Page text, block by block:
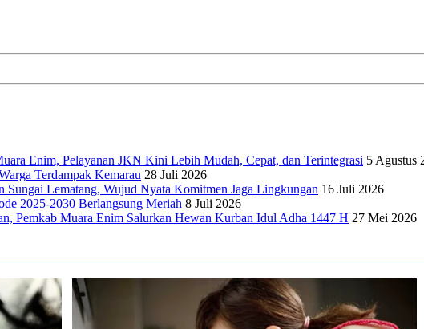
Enim, Pelayanan JKN Kini Lebih Mudah, Cepat, dan Terintegrasi 5 Agustus
Terdampak Kemarau 28 Juli 2026
Sungai Lematang, Wujud Nyata Komitmen Jaga Lingkungan 16 Juli 2026
2025-2030 Berlangsung Meriah 8 Juli 2026
Pemkab Muara Enim Salurkan Hewan Kurban Idul Adha 1447 H 27 Mei 2026